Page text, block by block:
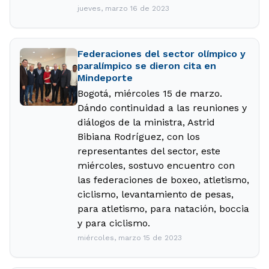
jueves, marzo 16 de 2023
Federaciones del sector olímpico y
paralímpico se dieron cita en
Mindeporte
Bogotá, miércoles 15 de marzo.
Dándo continuidad a las reuniones y
diálogos de la ministra, Astrid
Bibiana Rodríguez, con los
representantes del sector, este
miércoles, sostuvo encuentro con
las federaciones de boxeo, atletismo,
ciclismo, levantamiento de pesas,
para atletismo, para natación, boccia
y para ciclismo.
miércoles, marzo 15 de 2023